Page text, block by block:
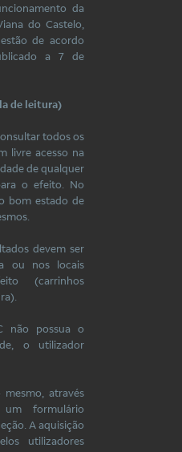
da
do Castelo,
de acordo
a 7 de
de leitura)
todos os
livre acesso na
de qualquer
o efeito. No
bom estado de
devem ser
ou nos locais
(carrinhos
não possua o
o utilizador
através
formulário
A aquisição
utilizadores